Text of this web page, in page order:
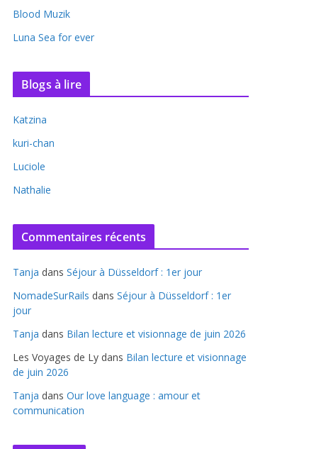
Blood Muzik
Luna Sea for ever
Blogs à lire
Katzina
kuri-chan
Luciole
Nathalie
Commentaires récents
Tanja dans Séjour à Düsseldorf : 1er jour
NomadeSurRails dans Séjour à Düsseldorf : 1er
jour
Tanja dans Bilan lecture et visionnage de juin 2026
Les Voyages de Ly dans Bilan lecture et visionnage
de juin 2026
Tanja dans Our love language : amour et
communication